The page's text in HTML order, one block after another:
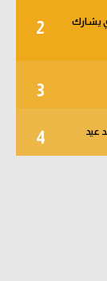
2
المصري يشارك
3
4 عيد